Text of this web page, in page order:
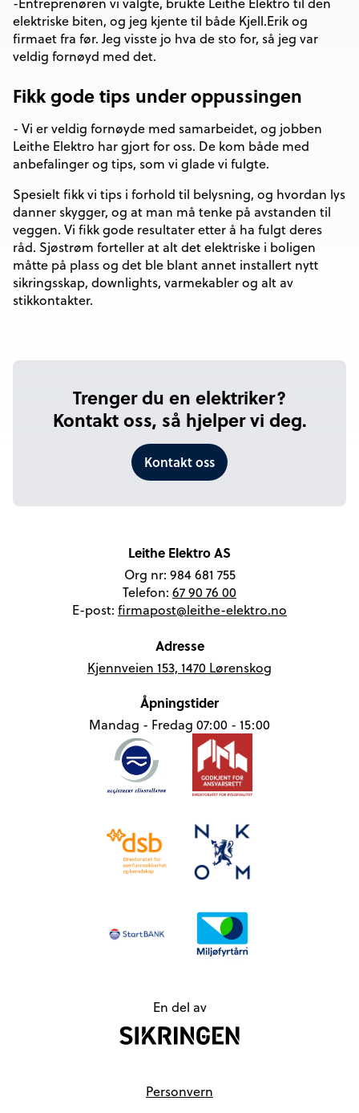
elektriske biten, og jeg kjente til både Kjell.Erik og
firmaet fra før. Jeg visste jo hva de sto for, så jeg var
veldig fornøyd med det.
Fikk gode tips under oppussingen
- Vi er veldig fornøyde med samarbeidet, og jobben
Leithe Elektro har gjort for oss. De kom både med
anbefalinger og tips, som vi glade vi fulgte.
Spesielt fikk vi tips i forhold til belysning, og hvordan lys
danner skygger, og at man må tenke på avstanden til
veggen. Vi fikk gode resultater etter å ha fulgt deres
råd. Sjøstrøm forteller at alt det elektriske i boligen
måtte på plass og det ble blant annet installert nytt
sikringsskap, downlights, varmekabler og alt av
stikkontakter.
Trenger du en elektriker?
Kontakt oss, så hjelper vi deg.
Kontakt oss
Leithe Elektro AS
Org nr: 984 681 755
Telefon: 67 90 76 00
E-post: firmapost@leithe-elektro.no
Adresse
Kjennveien 153, 1470 Lørenskog
Åpningstider
Mandag - Fredag 07:00 - 15:00
En del av
Personvern